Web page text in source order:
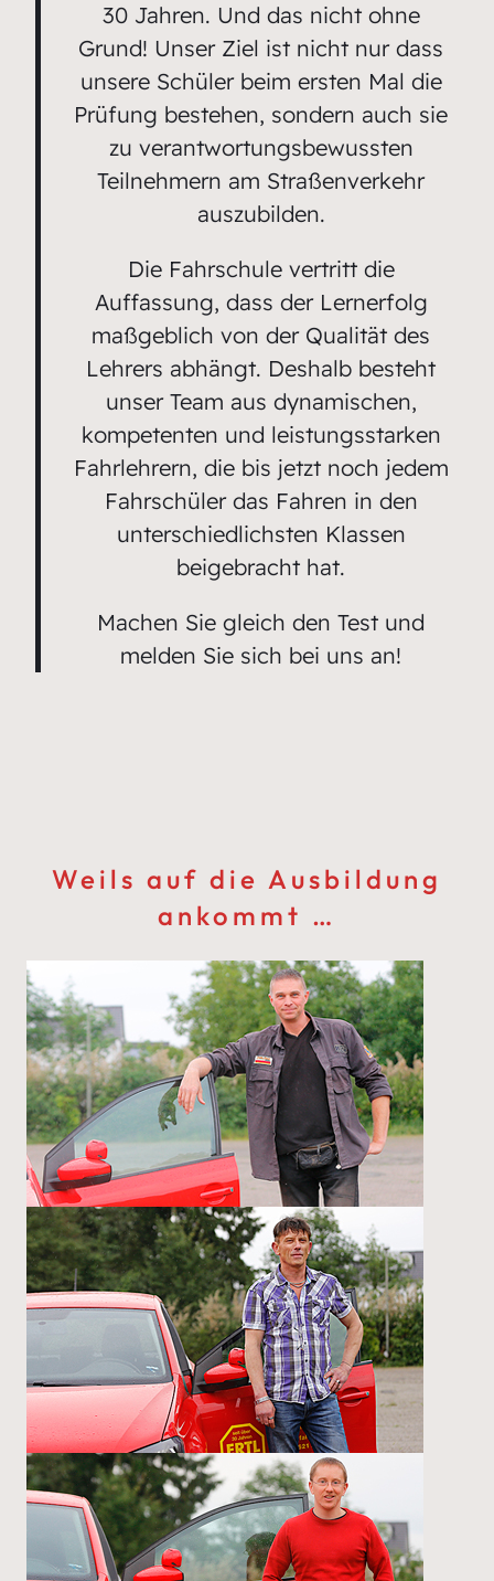
30 Jahren. Und das nicht ohne
Grund! Unser Ziel ist nicht nur dass
unsere Schüler beim ersten Mal die
Prüfung bestehen, sondern auch sie
zu verantwortungsbewussten
Teilnehmern am Straßenverkehr
auszubilden.
Die Fahrschule vertritt die
Auffassung, dass der Lernerfolg
maßgeblich von der Qualität des
Lehrers abhängt. Deshalb besteht
unser Team aus dynamischen,
kompetenten und leistungsstarken
Fahrlehrern, die bis jetzt noch jedem
Fahrschüler das Fahren in den
unterschiedlichsten Klassen
beigebracht hat.
Machen Sie gleich den Test und
melden Sie sich bei uns an!
Weils auf die Ausbildung
ankommt …